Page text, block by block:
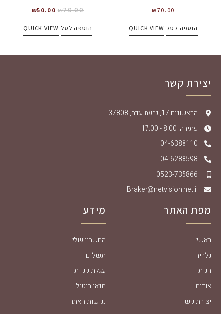
₪70.00
הוספה לסל QUICK VIEW
₪70.00
₪50.00
הוספה לסל QUICK VIEW
יצירת קשר
הראשונים 17, גבעת עדה, 37808
פתיחה: 8:00 - 17:00
04-6388110
04-6288598
0523-735866
Braker@netvision.net.il
מפת האתר
ראשי
גלריה
חנות
אודות
יצירת קשר
מידע
החשבון שלי
תשלום
עגלת קניות
תנאי ביטול
נגישות האתר